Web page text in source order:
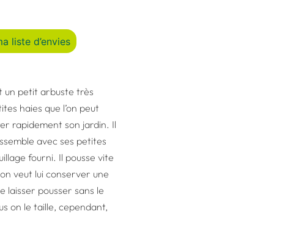
liste d’envies
un petit arbuste très
haies que l’on peut
rapidement son jardin. Il
avec ses petites
fourni. Il pousse vite
veut lui conserver une
laisser pousser sans le
on le taille, cependant,